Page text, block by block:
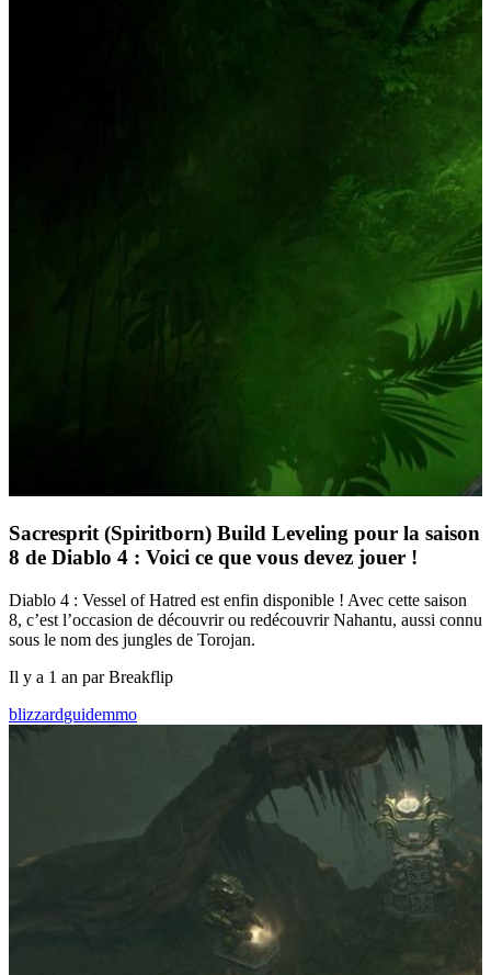
Sacresprit (Spiritborn) Build Leveling pour la saison
8 de Diablo 4 : Voici ce que vous devez jouer !
Diablo 4 : Vessel of Hatred est enfin disponible ! Avec cette saison
8, c’est l’occasion de découvrir ou redécouvrir Nahantu, aussi connu
sous le nom des jungles de Torojan.
Il y a 1 an par Breakflip
blizzardguidemmo